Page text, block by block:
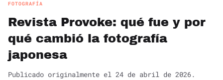
FOTOGRAFÍA
Revista Provoke: qué fue y por
qué cambió la fotografía
japonesa
Publicado originalmente el 24 de abril de 2026.